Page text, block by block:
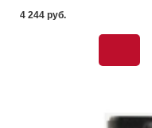
4 244 pуб.